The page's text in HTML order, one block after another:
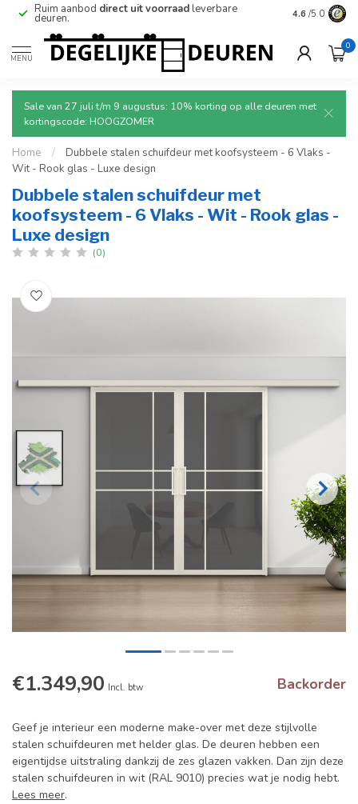
Ruim aanbod direct uit voorraadleverbare
deuren. Betrouwbare
4.6 /5.0
MENU
0
Sale van 27 juli t/m 9 augustus: 10% korting op alle deuren met
kortingscode: HOOGZOMER
Home /
Dubbele stalen schuifdeur met koofsysteem - 6 Vlaks -
Wit - Rook glas - Luxe design
Dubbele stalen schuifdeur met
koofsysteem - 6 Vlaks - Wit - Rook glas -
Luxe design
(0)
€1.349,90 Incl. btw Backorder
Geef je interieur een moderne make-over met deze stijlvolle
stalen schuifdeuren met helder glas. De deuren hebben een
eigentijdse uitstraling dankzij de zes glazen vakken. Dan zijn deze
stalen schuifdeuren in wit (RAL 9010) precies wat je nodig hebt.
Lees meer.